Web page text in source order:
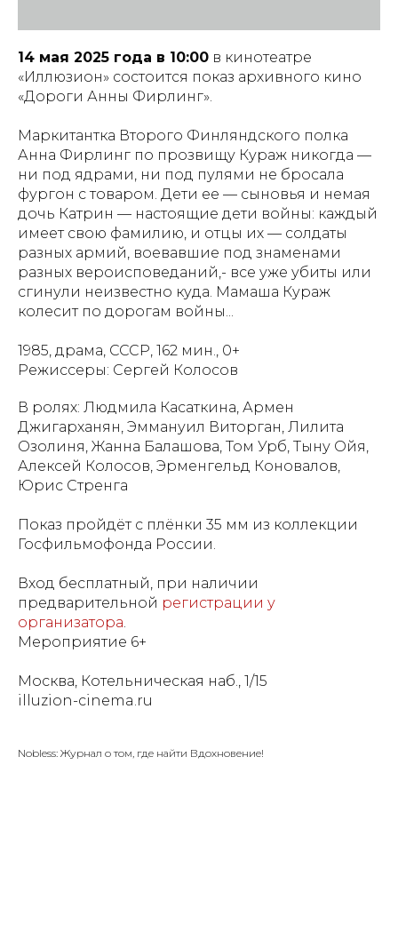
14 мая 2025 года в 10:00 в кинотеатре
«Иллюзион» состоится показ архивного кино
«Дороги Анны Фирлинг».
Маркитантка Второго Финляндского полка
Анна Фирлинг по прозвищу Кураж никогда —
ни под ядрами, ни под пулями не бросала
фургон с товаром. Дети ее — сыновья и немая
дочь Катрин — настоящие дети войны: каждый
имеет свою фамилию, и отцы их — солдаты
разных армий, воевавшие под знаменами
разных вероисповеданий,- все уже убиты или
сгинули неизвестно куда. Мамаша Кураж
колесит по дорогам войны...
1985, драма, СССР, 162 мин., 0+
Режиссеры: Сергей Колосов
В ролях: Людмила Касаткина, Армен
Джигарханян, Эммануил Виторган, Лилита
Озолиня, Жанна Балашова, Том Урб, Тыну Ойя,
Алексей Колосов, Эрменгельд Коновалов,
Юрис Стренга
Показ пройдёт с плёнки 35 мм из коллекции
Госфильмофонда России.
Вход бесплатный, при наличии
предварительной регистрации у
организатора.
Мероприятие 6+
Москва, Котельническая наб., 1/15
illuzion-cinema.ru
Nobless: Журнал о том, где найти Вдохновение!